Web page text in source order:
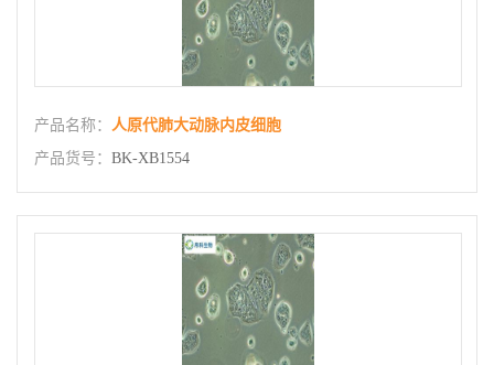
产品名称：
人原代肺大动脉内皮细胞
产品货号： BK-XB1554